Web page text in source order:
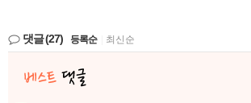
댓글(27) 등록순 최신순